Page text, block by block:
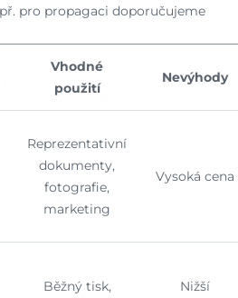
pro propagaci doporučujeme
Vhodné
použití
Nevýhody
Reprezentativní
dokumenty,
fotografie,
marketing
Vysoká cena
Běžný tisk,
Nižší